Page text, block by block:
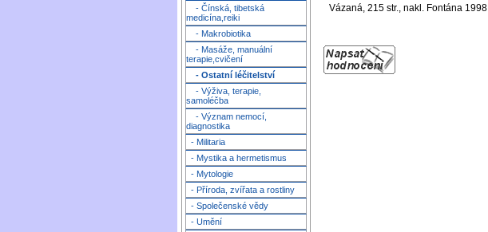
- Čínská, tibetská
medicína,reiki
- Makrobiotika
- Masáže, manuální
terapie,cvičení
- Ostatní léčitelství
- Výživa, terapie,
samoléčba
- Význam nemocí,
diagnostika
- Militaria
- Mystika a hermetismus
- Mytologie
- Příroda, zvířata a rostliny
- Společenské vědy
- Umění
Vázaná, 215 str., nakl. Fontána 1998